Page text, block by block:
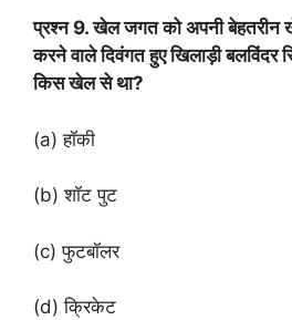
प्रश्न 9. खेल जगत को अपनी बेहतरीन
करने वाले दिवंगत हुए खिलाड़ी बलविंदर
किस खेल से था?
(a) हॉकी
(b) शॉट पुट
(c) फुटबॉलर
(d) क्रिकेट